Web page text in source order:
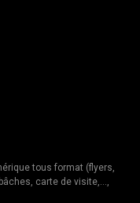
tous format (flyers,
carte de visite,…,